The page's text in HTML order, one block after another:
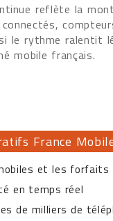
reflète la
le rythme ralentit
mobile français.
France
et les forfaits
en temps réel
de milliers de